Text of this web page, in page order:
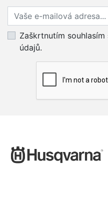
Přihlaste se k odběru
Zaškrtnutím
údajů.